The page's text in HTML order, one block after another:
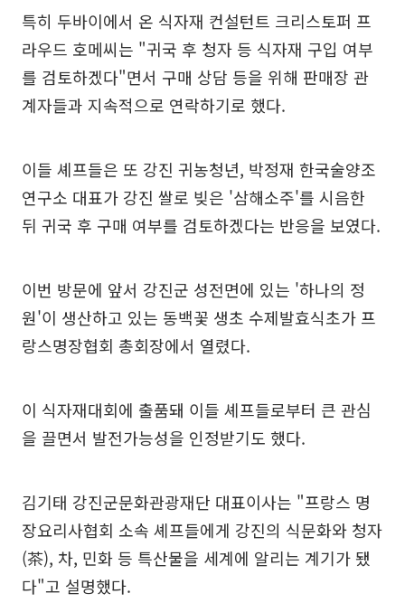
특히 두바이에서 온 식자재 컨설턴트 크리스토퍼 프
라우드 호메씨는 "귀국 후 청자 등 식자재 구입 여부
를 검토하겠다"면서 구매 상담 등을 위해 판매장 관
계자들과 지속적으로 연락하기로 했다.
이들 셰프들은 또 강진 귀농청년, 박정재 한국술양조
연구소 대표가 강진 쌀로 빚은 '삼해소주'를 시음한
뒤 귀국 후 구매 여부를 검토하겠다는 반응을 보였다.
이번 방문에 앞서 강진군 성전면에 있는 '하나의 정
원'이 생산하고 있는 동백꽃 생초 수제발효식초가 프
랑스명장협회 총회장에서 열렸다.
이 식자재대회에 출품돼 이들 셰프들로부터 큰 관심
을 끌면서 발전가능성을 인정받기도 했다.
김기태 강진군문화관광재단 대표이사는 "프랑스 명
장요리사협회 소속 셰프들에게 강진의 식문화와 청자
(茶), 차, 민화 등 특산물을 세계에 알리는 계기가 됐
다"고 설명했다.